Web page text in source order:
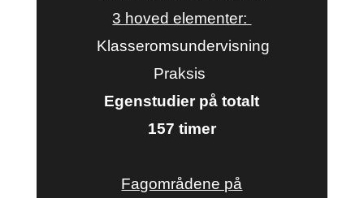
3 hoved elementer:
Klasseromsundervisning
Praksis
Egenstudier på totalt
157 timer
Fagområdene på